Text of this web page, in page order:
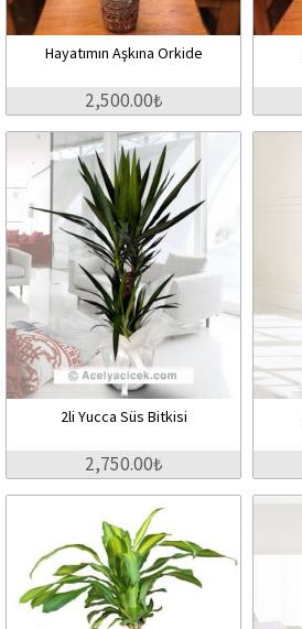
Hayatımın Aşkına Orkide
2,500.00₺
2li Yucca Süs Bitkisi
2,750.00₺